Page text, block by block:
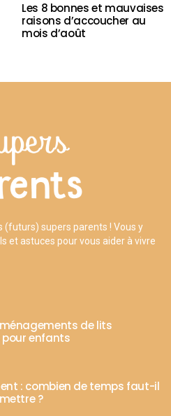
Les 8 bonnes et mauvaises
raisons d’accoucher au
mois d’août
(futurs) supers parents ! Vous y
et astuces pour vous aider à vivre
de lits
pour enfants
: combien de temps faut-il
?